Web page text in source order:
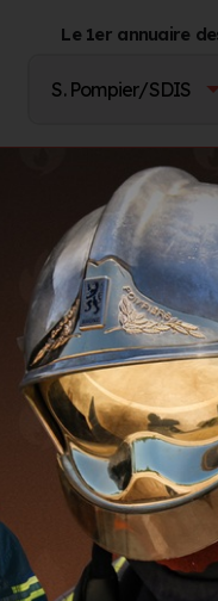
Le 1er annuaire
PIERRET